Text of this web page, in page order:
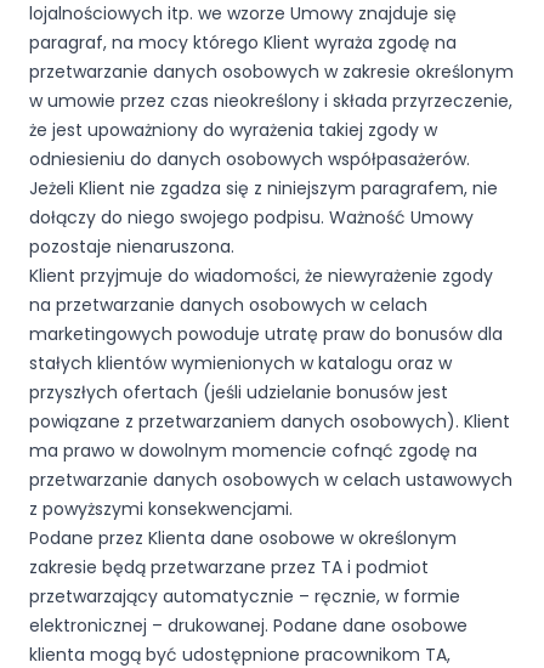
lojalnościowych itp. we wzorze Umowy znajduje się
paragraf, na mocy którego Klient wyraża zgodę na
przetwarzanie danych osobowych w zakresie określonym
w umowie przez czas nieokreślony i składa przyrzeczenie,
że jest upoważniony do wyrażenia takiej zgody w
odniesieniu do danych osobowych współpasażerów.
Jeżeli Klient nie zgadza się z niniejszym paragrafem, nie
dołączy do niego swojego podpisu. Ważność Umowy
pozostaje nienaruszona.
Klient przyjmuje do wiadomości, że niewyrażenie zgody
na przetwarzanie danych osobowych w celach
marketingowych powoduje utratę praw do bonusów dla
stałych klientów wymienionych w katalogu oraz w
przyszłych ofertach (jeśli udzielanie bonusów jest
powiązane z przetwarzaniem danych osobowych). Klient
ma prawo w dowolnym momencie cofnąć zgodę na
przetwarzanie danych osobowych w celach ustawowych
z powyższymi konsekwencjami.
Podane przez Klienta dane osobowe w określonym
zakresie będą przetwarzane przez TA i podmiot
przetwarzający automatycznie – ręcznie, w formie
elektronicznej – drukowanej. Podane dane osobowe
klienta mogą być udostępnione pracownikom TA,